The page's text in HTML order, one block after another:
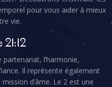
pour vous aider à mieux
vie.
l’harmonie,
Il représente également
d’âme. Le 2 est une